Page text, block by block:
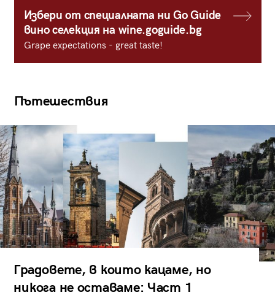
Избери от специалната ни Go Guide
вино селекция на wine.goguide.bg
Grape expectations - great taste!
Пътешествия
Градовете, в които кацаме, но
никога не оставаме: Част 1